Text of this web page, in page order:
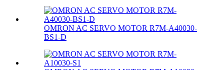
OMRON AC SERVO MOTOR R7M-A40030-
BS1-D